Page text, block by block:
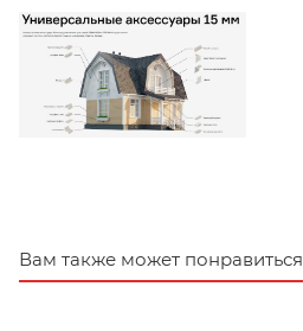
Вам также может понравиться